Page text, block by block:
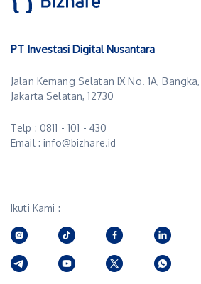
PT Investasi Digital Nusantara
Jalan Kemang Selatan IX No. 1A,
Jakarta Selatan, 12730
Telp : 0811 - 101 - 430
Email : info@bizhare.id
Ikuti Kami :